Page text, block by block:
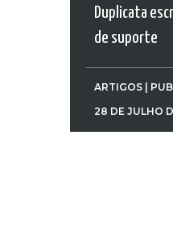
Duplicata
de suporte
ARTIGOS |
28 DE JULHO